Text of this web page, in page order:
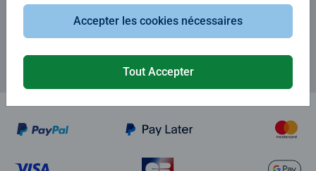
Accepter les cookies nécessaires
Tout Accepter